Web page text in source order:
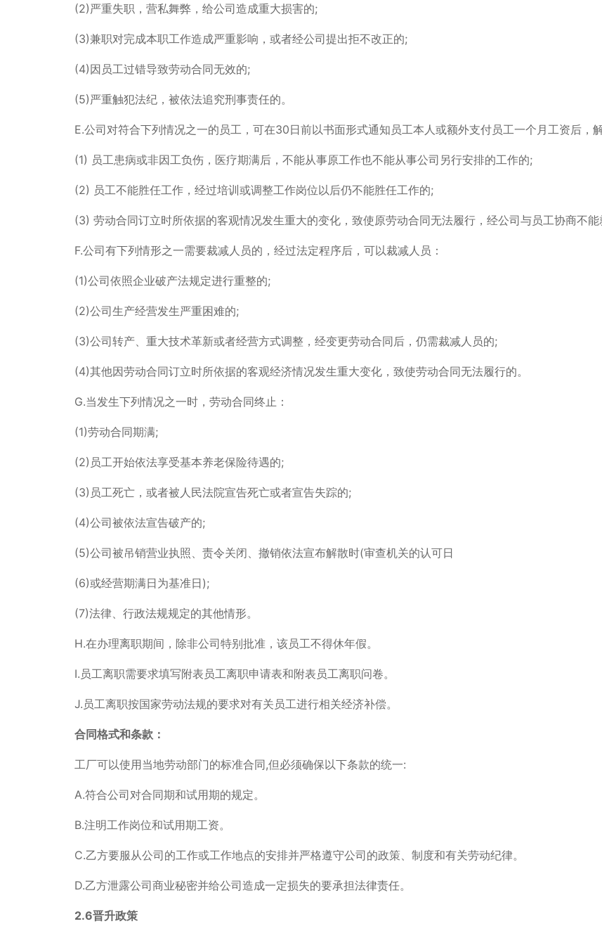
(2)严重失职，营私舞弊，给公司造成重大损害的;
(3)兼职对完成本职工作造成严重影响，或者经公司提出拒不改正的;
(4)因员工过错导致劳动合同无效的;
(5)严重触犯法纪，被依法追究刑事责任的。
E.公司对符合下列情况之一的员工，可在30日前以书面形式通知员工本人或额外支付员工一个月工资后，
(1) 员工患病或非因工负伤，医疗期满后，不能从事原工作也不能从事公司另行安排的工作的;
(2) 员工不能胜任工作，经过培训或调整工作岗位以后仍不能胜任工作的;
(3) 劳动合同订立时所依据的客观情况发生重大的变化，致使原劳动合同无法履行，经公司与员工协商不能
F.公司有下列情形之一需要裁减人员的，经过法定程序后，可以裁减人员：
(1)公司依照企业破产法规定进行重整的;
(2)公司生产经营发生严重困难的;
(3)公司转产、重大技术革新或者经营方式调整，经变更劳动合同后，仍需裁减人员的;
(4)其他因劳动合同订立时所依据的客观经济情况发生重大变化，致使劳动合同无法履行的。
G.当发生下列情况之一时，劳动合同终止：
(1)劳动合同期满;
(2)员工开始依法享受基本养老保险待遇的;
(3)员工死亡，或者被人民法院宣告死亡或者宣告失踪的;
(4)公司被依法宣告破产的;
(5)公司被吊销营业执照、责令关闭、撤销依法宣布解散时(审查机关的认可日
(6)或经营期满日为基准日);
(7)法律、行政法规规定的其他情形。
H.在办理离职期间，除非公司特别批准，该员工不得休年假。
I.员工离职需要求填写附表员工离职申请表和附表员工离职问卷。
J.员工离职按国家劳动法规的要求对有关员工进行相关经济补偿。
合同格式和条款：
工厂可以使用当地劳动部门的标准合同,但必须确保以下条款的统一:
A.符合公司对合同期和试用期的规定。
B.注明工作岗位和试用期工资。
C.乙方要服从公司的工作或工作地点的安排并严格遵守公司的政策、制度和有关劳动纪律。
D.乙方泄露公司商业秘密并给公司造成一定损失的要承担法律责任。
2.6晋升政策